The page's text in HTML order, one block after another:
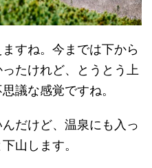
すね。今までは下から
たけれど、とうとう上
議な感覚ですね。
だけど、温泉にも入っ
山します。